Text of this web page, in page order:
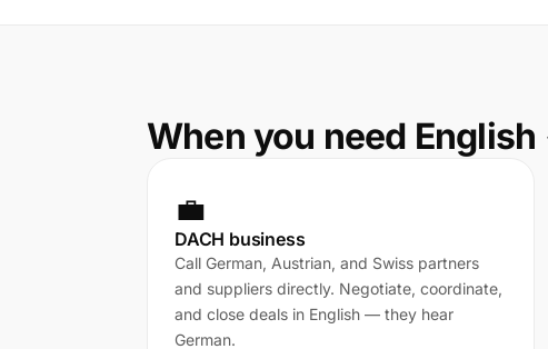
When you need
💼
DACH business
Call German, Austrian, and Swiss partners
and suppliers directly. Negotiate, coordinate,
and close deals in English — they hear
German.